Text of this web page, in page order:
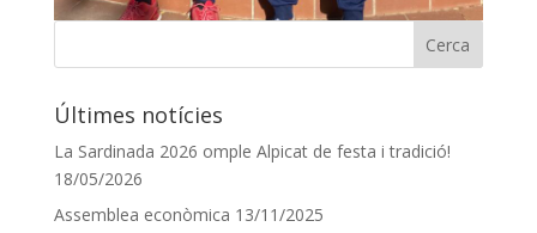
Últimes notícies
La Sardinada 2026 omple Alpicat de festa i tradició!
18/05/2026
Assemblea econòmica 13/11/2025